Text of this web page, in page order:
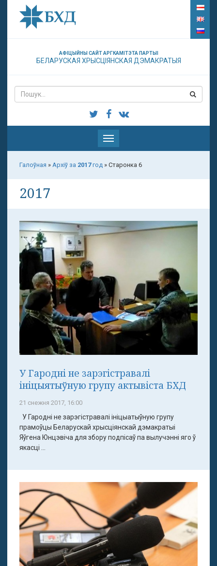
АФІЦЫЙНЫ САЙТ АРГКАМІТЭТА ПАРТЫІ
БЕЛАРУСКАЯ ХРЫСЦІЯНСКАЯ ДЭМАКРАТЫЯ
Паказаць
меню
Галоўная » Архіў за 2017год » Старонка 6
2017
У Гародні не зарэгістравалі
ініцыятыўную групу актывіста БХД
21 снежня 2017, 16:00
У Гародні не зарэгістравалі ініцыатыўную групу
прамоўцы Беларускай хрысціянскай дэмакратыі
Яўгена Юнцэвіча для збору подпісаў па вылучэнні яго ў
якасці ...